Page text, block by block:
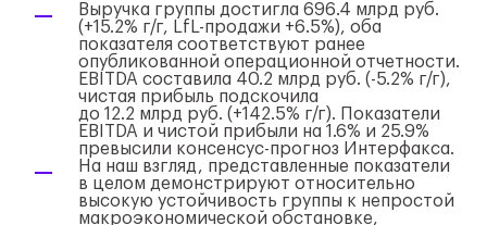
Выручка группы достигла 696.4 млрд руб.
(+15.2% г/г, LfL-продажи +6.5%), оба
показателя соответствуют ранее
опубликованной операционной отчетности.
EBITDA составила 40.2 млрд руб. (-5.2% г/г),
чистая прибыль подскочила
до 12.2 млрд руб. (+142.5% г/г). Показатели
EBITDA и чистой прибыли на 1.6% и 25.9%
превысили консенсус-прогноз Интерфакса.
На наш взгляд, представленные показатели
в целом демонстрируют относительно
высокую устойчивость группы к непростой
макроэкономической обстановке,